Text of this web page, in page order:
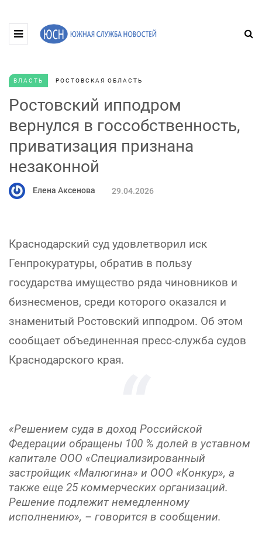
ВЛАСТЬ РОСТОВСКАЯ ОБЛАСТЬ
Ростовский ипподром
вернулся в госсобственность,
приватизация признана
незаконной
Елена Аксенова 29.04.2026
Краснодарский суд удовлетворил иск
Генпрокуратуры, обратив в пользу
государства имущество ряда чиновников и
бизнесменов, среди которого оказался и
знаменитый Ростовский ипподром. Об этом
сообщает объединенная пресс-служба судов
Краснодарского края.
«Решением суда в доход Российской
Федерации обращены 100 % долей в уставном
капитале ООО «Специализированный
застройщик «Малюгина» и ООО «Конкур», а
также еще 25 коммерческих организаций.
Решение подлежит немедленному
исполнению», – говорится в сообщении.